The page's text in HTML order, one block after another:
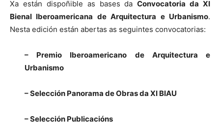
Xa están dispoñible as bases daConvocatoria da XI
Bienal Iberoamericana de Arquitectura e Urbanismo.
Nesta edición están abertas as seguintes convocatorias:
– Premio Iberoamericano de Arquitectura e
Urbanismo
– Selección Panorama de Obras da XI BIAU
– Selección Publicacións